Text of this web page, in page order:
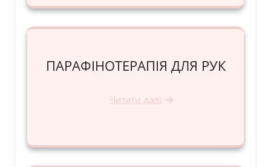
ПАРАФІНОТЕРАПІЯ ДЛЯ РУК
Читати далі